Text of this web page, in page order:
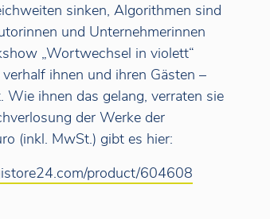
sinken, Algorithmen sind
und Unternehmerinnen
„Wortwechsel in violett“
ihnen und ihren Gästen –
ihnen das gelang, verraten sie
der Werke der
(inkl. MwSt.) gibt es hier:
product/604608